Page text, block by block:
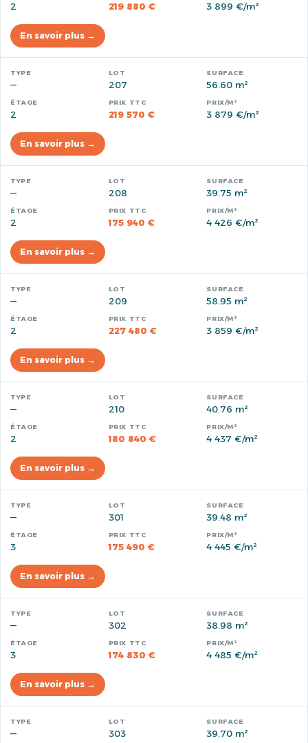
2 219 880 € 3 899 €/m²
En savoir plus →
— 207 56.60 m²
2 219 570 € 3 879 €/m²
En savoir plus →
— 208 39.75 m²
2 175 940 € 4 426 €/m²
En savoir plus →
— 209 58.95 m²
2 227 480 € 3 859 €/m²
En savoir plus →
— 210 40.76 m²
2 180 840 € 4 437 €/m²
En savoir plus →
— 301 39.48 m²
3 175 490 € 4 445 €/m²
En savoir plus →
— 302 38.98 m²
3 174 830 € 4 485 €/m²
En savoir plus →
— 303 39.70 m²